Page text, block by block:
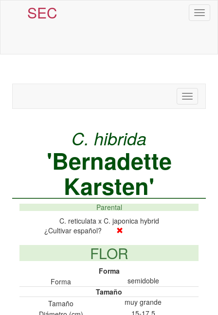
SEC
Toggle
navigation
C. hibrida
'Bernadette
Karsten'
Parental
C. reticulata x C. japonica hybrid
¿Cultivar español?
FLOR
Forma
Forma
semidoble
Tamaño
Tamaño
muy grande
15-17,5